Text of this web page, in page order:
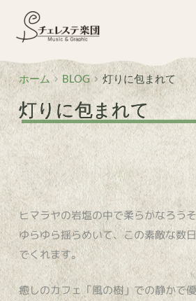
ツ
へ
ス
キ
ッ
プ
ホーム BLOG 灯りに包まれて
灯りに包まれて
ヒマラヤの岩塩の中で柔らかなろう
ゆらゆら揺らめいて、この素敵な数
でくれます。
癒しのカフェ「風の樹」での静かで